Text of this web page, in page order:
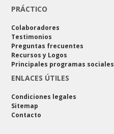
PRÁCTICO
Colaboradores
Testimonios
Preguntas frecuentes
Recursos y Logos
Principales programas sociales
ENLACES ÚTILES
Condiciones legales
Sitemap
Contacto